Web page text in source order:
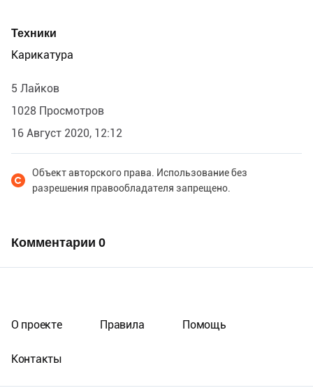
Техники
Карикатура
5 Лайков
1028 Просмотров
16 Август 2020, 12:12
Объект авторского права. Использование без
разрешения правообладателя запрещено.
Комментарии 0
О проекте Правила Помощь
Контакты